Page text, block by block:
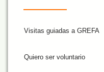
Visitas guiadas a GREFA
Quiero ser voluntario